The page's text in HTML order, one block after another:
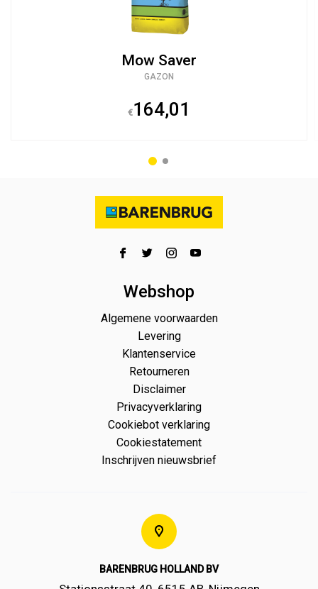
Mow Saver
GAZON
€164,01
Webshop
Algemene voorwaarden
Levering
Klantenservice
Retourneren
Disclaimer
Privacyverklaring
Cookiebot verklaring
Cookiestatement
Inschrijven nieuwsbrief
BARENBRUG HOLLAND BV